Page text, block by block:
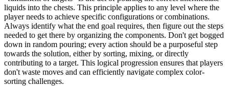
liquids into the chests. This principle applies to any level where the
player needs to achieve specific configurations or combinations.
Always identify what the end goal requires, then figure out the steps
needed to get there by organizing the components. Don't get bogged
down in random pouring; every action should be a purposeful step
towards the solution, either by sorting, mixing, or directly
contributing to a target. This logical progression ensures that players
don't waste moves and can efficiently navigate complex color-
sorting challenges.